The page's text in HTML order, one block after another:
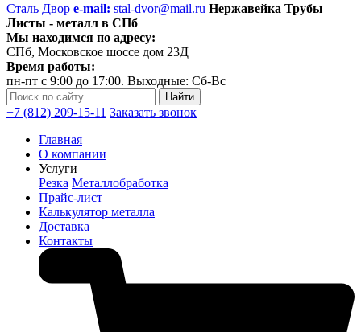
Сталь Двор e-mail: stal-dvor@mail.ru Нержавейка Трубы
Листы - металл в СПб
Мы находимся по адресу:
СПб, Московское шоссе дом 23Д
Время работы:
пн-пт с 9:00 до 17:00. Выходные: Сб-Вс
+7 (812) 209-15-11 Заказать звонок
Главная
О компании
Услуги
Резка Металлобработка
Прайс-лист
Калькулятор металла
Доставка
Контакты